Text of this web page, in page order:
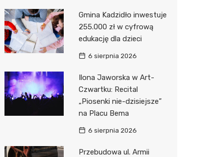
Gmina Kadzidło inwestuje
255.000 zł w cyfrową
edukację dla dzieci
6 sierpnia 2026
Ilona Jaworska w Art-
Czwartku: Recital
„Piosenki nie-dzisiejsze”
na Placu Bema
6 sierpnia 2026
Przebudowa ul. Armii